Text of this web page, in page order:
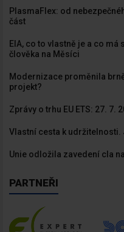
PlasmaFlex: od
část
EIA, co to vlastně je a co
člověka na Měsíci
Modernizace proměnila
projekt?
Zprávy o trhu EU ETS: 27. 7.
Vlastní cesta k udržitelnosti.
Unie odložila zavedení cla
PARTNEŘI